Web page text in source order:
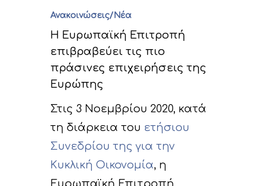
Ανακοινώσεις/Νέα
Η Ευρωπαϊκή Επιτροπή
επιβραβεύει τις πιο
πράσινες επιχειρήσεις της
Ευρώπης
Στις 3 Νοεμβρίου 2020, κατά
τη διάρκεια του ετήσιου
Συνεδρίου της για την
Κυκλική Οικονομία, η